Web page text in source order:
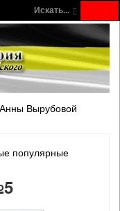
Искать...
Вырубовой
популярные